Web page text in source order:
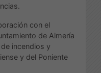
con el
de Almería
incendios y
y del Poniente